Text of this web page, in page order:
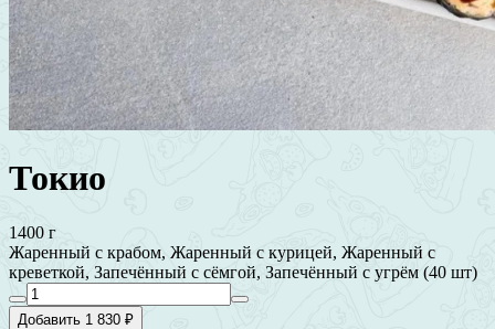
Токио
1400 г
Жаренный с крабом, Жаренный с курицей, Жаренный с
креветкой, Запечённый с сёмгой, Запечённый с угрём (40 шт)
Добавить 1 830 ₽